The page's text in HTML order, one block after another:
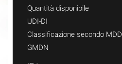
Quantità disponibile
UDI-DI
Classificazione secondo MDD
GMDN